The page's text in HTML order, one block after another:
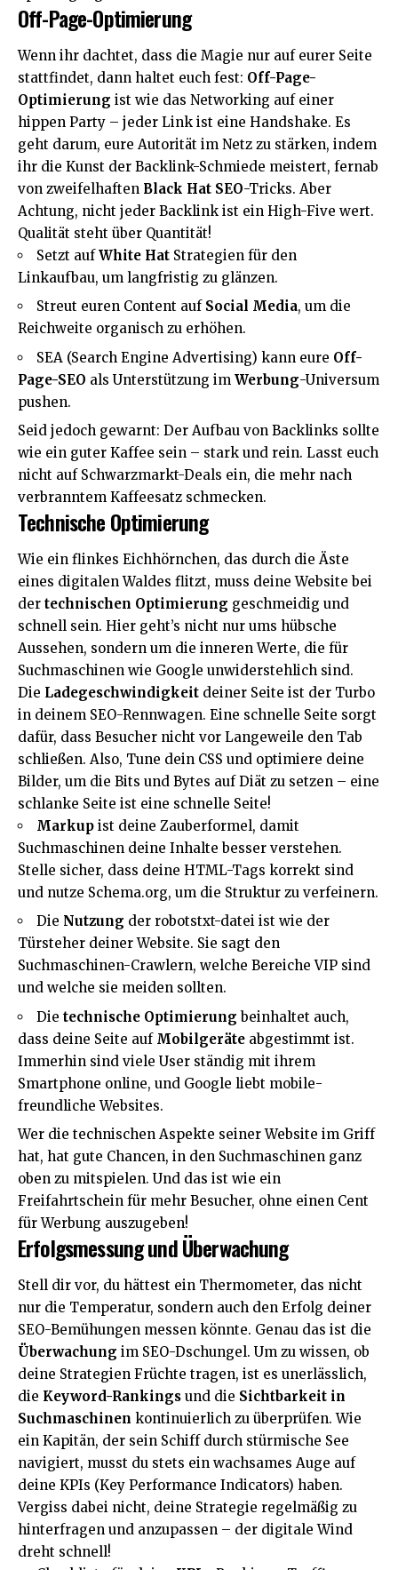
Off-Page-Optimierung
Wenn ihr dachtet, dass die Magie nur auf eurer Seite
stattfindet, dann haltet euch fest: Off-Page-
Optimierung ist wie das Networking auf einer
hippen Party – jeder Link ist eine Handshake. Es
geht darum, eure Autorität im Netz zu stärken, indem
ihr die Kunst der Backlink-Schmiede meistert, fernab
von zweifelhaften Black Hat SEO-Tricks. Aber
Achtung, nicht jeder Backlink ist ein High-Five wert.
Qualität steht über Quantität!
Setzt aufWhite Hat Strategien für den
Linkaufbau, um langfristig zu glänzen.
Streut euren Content auf Social Media, um die
Reichweite organisch zu erhöhen.
SEA (Search Engine Advertising) kann eure Off-
Page-SEO als Unterstützung im Werbung-Universum
pushen.
Seid jedoch gewarnt: Der Aufbau von Backlinks sollte
wie ein guter Kaffee sein – stark und rein. Lasst euch
nicht auf Schwarzmarkt-Deals ein, die mehr nach
verbranntem Kaffeesatz schmecken.
Technische Optimierung
Wie ein flinkes Eichhörnchen, das durch die Äste
eines digitalen Waldes flitzt, muss deine Website bei
der technischen Optimierung geschmeidig und
schnell sein. Hier geht’s nicht nur ums hübsche
Aussehen, sondern um die inneren Werte, die für
Suchmaschinen wie Google unwiderstehlich sind.
Die Ladegeschwindigkeit deiner Seite ist der Turbo
in deinem SEO-Rennwagen. Eine schnelle Seite sorgt
dafür, dass Besucher nicht vor Langeweile den Tab
schließen. Also, Tune dein CSS und optimiere deine
Bilder, um die Bits und Bytes auf Diät zu setzen – eine
schlanke Seite ist eine schnelle Seite!
Markup ist deine Zauberformel, damit
Suchmaschinen deine Inhalte besser verstehen.
Stelle sicher, dass deine HTML-Tags korrekt sind
und nutze Schema.org, um die Struktur zu verfeinern.
Die Nutzung der robotstxt-datei ist wie der
Türsteher deiner Website. Sie sagt den
Suchmaschinen-Crawlern, welche Bereiche VIP sind
und welche sie meiden sollten.
Die technische Optimierung beinhaltet auch,
dass deine Seite auf Mobilgeräte abgestimmt ist.
Immerhin sind viele User ständig mit ihrem
Smartphone online, und Google liebt mobile-
freundliche Websites.
Wer die technischen Aspekte seiner Website im Griff
hat, hat gute Chancen, in den Suchmaschinen ganz
oben zu mitspielen. Und das ist wie ein
Freifahrtschein für mehr Besucher, ohne einen Cent
für Werbung auszugeben!
Erfolgsmessung und Überwachung
Stell dir vor, du hättest ein Thermometer, das nicht
nur die Temperatur, sondern auch den Erfolg deiner
SEO-Bemühungen messen könnte. Genau das ist die
Überwachung im SEO-Dschungel. Um zu wissen, ob
deine Strategien Früchte tragen, ist es unerlässlich,
die Keyword-Rankings und die Sichtbarkeit in
Suchmaschinen kontinuierlich zu überprüfen. Wie
ein Kapitän, der sein Schiff durch stürmische See
navigiert, musst du stets ein wachsames Auge auf
deine KPIs (Key Performance Indicators) haben.
Vergiss dabei nicht, deine Strategie regelmäßig zu
hinterfragen und anzupassen – der digitale Wind
dreht schnell!